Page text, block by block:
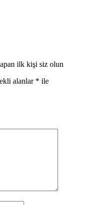
ilk kişi siz olun
alanlar * ile